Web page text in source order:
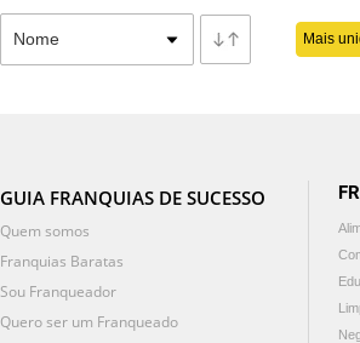
Mais
GUIA FRANQUIAS DE SUCESSO
Quem somos
Franquias Baratas
Sou Franqueador
Quero ser um Franqueado